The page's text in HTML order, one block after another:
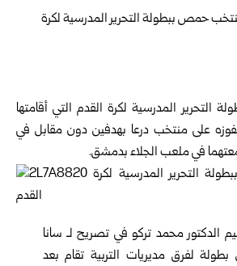
المدرسية لكرة القدم التي أقامتها
على منتخب درعا بهدفين دون مقابل في
جمعتهما في ملعب الجلاء بدمشق.
الدكتور محمد تركو في تصريح لـ سانا
لفرق مديريات التربية تقام بعد